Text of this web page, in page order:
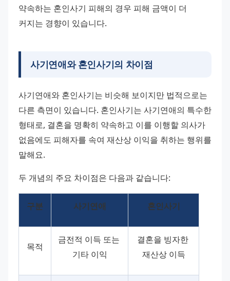
약속하는 혼인사기 피해의 경우 피해 금액이 더
커지는 경향이 있습니다.
사기연애와 혼인사기의 차이점
사기연애와 혼인사기는 비슷해 보이지만 법적으로는
다른 측면이 있습니다. 혼인사기는 사기연애의 특수한
형태로, 결혼을 명확히 약속하고 이를 이행할 의사가
없음에도 피해자를 속여 재산상 이익을 취하는 행위를
말해요.
두 개념의 주요 차이점은 다음과 같습니다:
구분 사기연애 혼인사기
목적
금전적 이득 또는
기타 이익
결혼을 빙자한
재산상 이득